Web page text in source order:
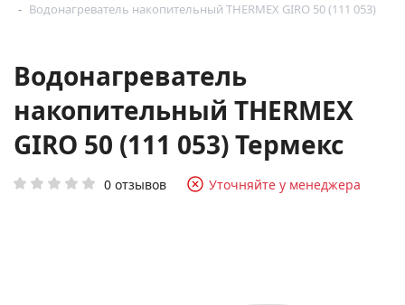
Водонагреватель накопительный THERMEX GIRO 50 (111 053)
Водонагреватель
накопительный THERMEX
GIRO 50 (111 053) Термекс
0 отзывов Уточняйте у менеджера